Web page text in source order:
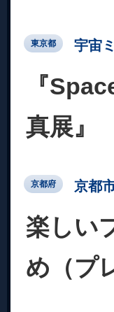
東京都 宇宙
『
真展』
京都府 京都
楽しい
め（プ